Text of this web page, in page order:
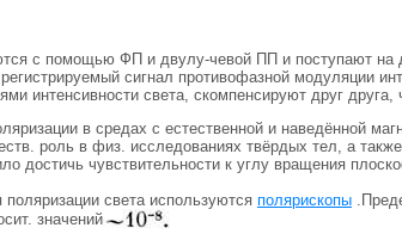
с помощью ФП и двулу-чевой ПП и поступают на
сигнал противофазной модуляции
интенсивности света, скомпенсируют друг
в средах с естественной и наведённой
роль в физ. исследованиях твёрдых тел, а
достичь чувствительности к углу вращения
света используются полярископы
значений